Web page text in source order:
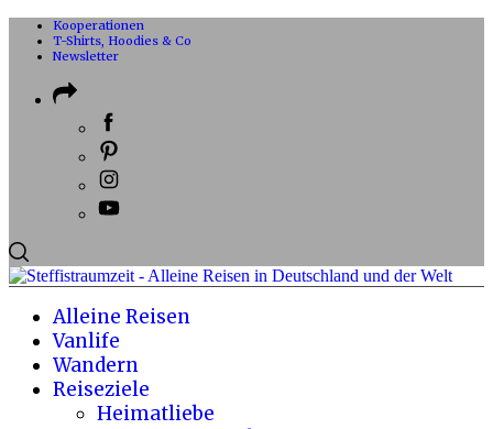
Kooperationen
T-Shirts, Hoodies & Co
Newsletter
Alleine Reisen
Vanlife
Wandern
Reiseziele
Heimatliebe